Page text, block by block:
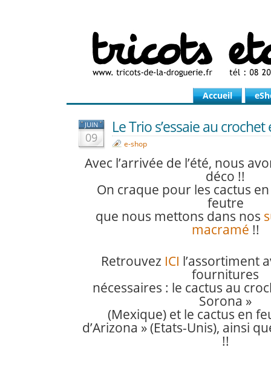
Accueil
JUIN
09
Le Trio s’essaie au
e-shop
Avec l’arrivée de l’été, nous
déco !!
On craque pour les cactus
feutre
que nous mettons dans nos
macramé !!
Retrouvez ICI l’assortiment
fournitures
nécessaires : le cactus au
Sorona »
(Mexique) et le cactus en
d’Arizona » (Etats-Unis), ainsi
!!